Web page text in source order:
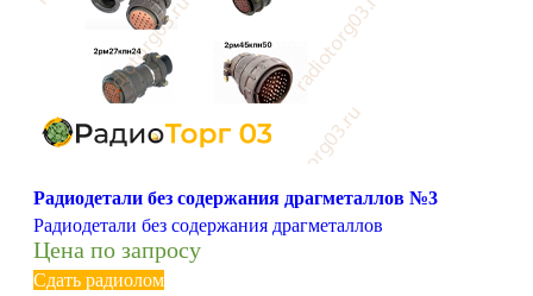
Радиодетали без содержания драгметаллов №3
Радиодетали без содержания драгметаллов
Цена по запросу
Сдать радиолом